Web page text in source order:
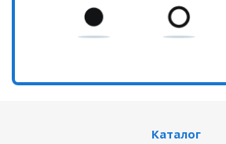
Каталог